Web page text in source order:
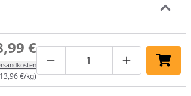
€
€/kg)
Produktmenge um eins
Produktmenge In